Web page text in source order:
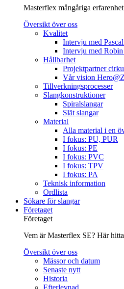
Masterflex mångåriga
Översikt över oss
Kvalitet
Intervju med
Intervju med
Hållbarhet
Projektpartner
Vår vision
Tillverkningsprocesser
Slangkonstruktioner
Spiralslangar
Slät slangar
Material
Alla material i en
I fokus: PU, PUR
I fokus: PE
I fokus: PVC
I fokus: TPV
I fokus: PA
Teknisk information
Ordlista
Sökare för slangar
Företaget
Företaget
Vem är Masterflex SE? Här
Översikt över oss
Mässor och datum
Senaste nytt
Historia
Efterlevnad